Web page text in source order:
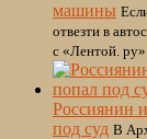
машины
отвезти в
с «Лентой.
Россиянин
под суд В